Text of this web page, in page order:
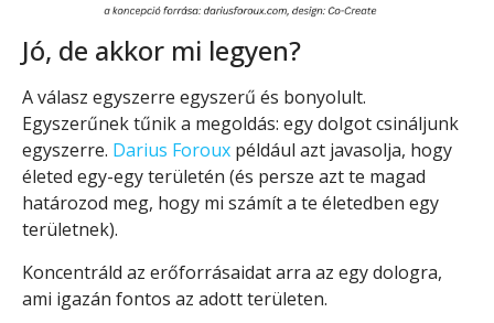
Jó, de akkor mi legyen?
A válasz egyszerre egyszerű és bonyolult.
Egyszerűnek tűnik a megoldás: egy dolgot csináljunk
egyszerre. Darius Foroux például azt javasolja, hogy
életed egy-egy területén (és persze azt te magad
határozod meg, hogy mi számít a te életedben egy
területnek).
Koncentráld az erőforrásaidat arra az egy dologra,
ami igazán fontos az adott területen.